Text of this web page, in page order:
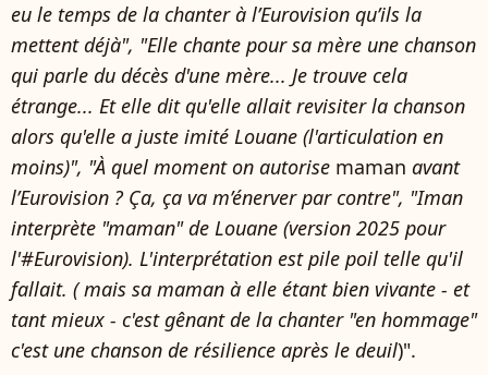
eu le temps de la chanter à l’Eurovision qu’ils la
mettent déjà", "Elle chante pour sa mère une chanson
qui parle du décès d'une mère... Je trouve cela
étrange... Et elle dit qu'elle allait revisiter la chanson
alors qu'elle a juste imité Louane (l'articulation en
moins)", "À quel moment on autorise maman avant
l’Eurovision ? Ça, ça va m’énerver par contre", "Iman
interprète "maman" de Louane (version 2025 pour
l'#Eurovision). L'interprétation est pile poil telle qu'il
fallait. ( mais sa maman à elle étant bien vivante - et
tant mieux - c'est gênant de la chanter "en hommage"
c'est une chanson de résilience après le deuil)".